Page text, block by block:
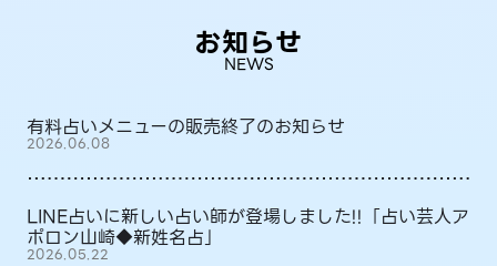
お知らせ
NEWS
有料占いメニューの販売終了のお知らせ
2026.06.08
LINE占いに新しい占い師が登場しました!!「占い芸人ア
ポロン山崎◆新姓名占」
2026.05.22